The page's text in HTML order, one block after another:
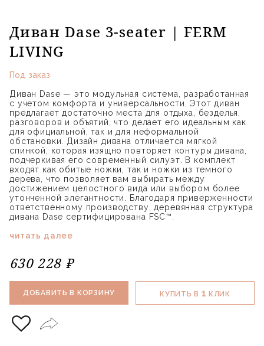
Диван Dase 3-seater | FERM
LIVING
Под заказ
Диван Dase — это модульная система, разработанная
с учетом комфорта и универсальности. Этот диван
предлагает достаточно места для отдыха, безделья,
разговоров и объятий, что делает его идеальным как
для официальной, так и для неформальной
обстановки. Дизайн дивана отличается мягкой
спинкой, которая изящно повторяет контуры дивана,
подчеркивая его современный силуэт. В комплект
входят как обитые ножки, так и ножки из темного
дерева, что позволяет вам выбирать между
достижением целостного вида или выбором более
утонченной элегантности. Благодаря приверженности
ответственному производству, деревянная структура
дивана Dase сертифицирована FSC™.
читать далее
630 228 ₽
ДОБАВИТЬ В КОРЗИНУ КУПИТЬ В 1 КЛИК